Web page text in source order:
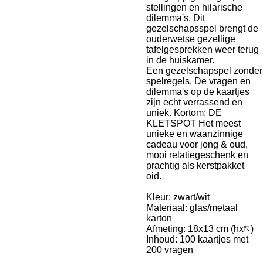
stellingen en hilarische
dilemma's. Dit
gezelschapsspel brengt de
ouderwetse gezellige
tafelgesprekken weer terug
in de huiskamer.
Een gezelschapspel zonder
spelregels. De vragen en
dilemma's op de kaartjes
zijn echt verrassend en
uniek. Kortom: DE
KLETSPOT Het meest
unieke en waanzinnige
cadeau voor jong & oud,
mooi relatiegeschenk en
prachtig als kerstpakket
oid.
Kleur: zwart/wit
Materiaal: glas/metaal
karton
Afmeting: 18x13 cm (hx⦰)
Inhoud: 100 kaartjes met
200 vragen